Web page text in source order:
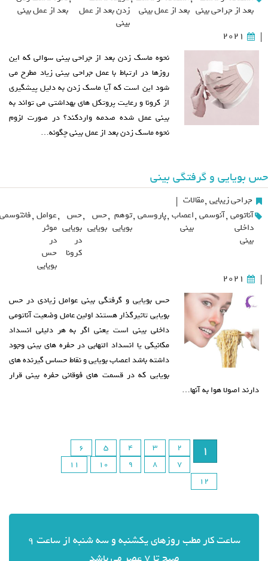
بعد از جراحی بینی بعد از عمل بینی
زدن بعد از عمل
بینی
بعد از عمل بینی
|
2021
نحوه ماسک زدن بعد از جراحی بینی سوالی که این
روزها در ارتباط با عمل جراحی بینی زیاد مطرح می
شود این است که آیا ماسک زدن به دلیل پیشگیری
از کرونا و رعایت پروتکل های بهداشتی می تواند به
بینی عمل شده صدمه واردکند؟ در صورت لزوم
نحوه ماسک زدن بعد از عمل بینی چگونه…
حس بویایی و گرفتگی بینی
جراحی زیبایی ,مقالات |
آناتومی
داخلی
بینی
,آنوسمی ,اعصاب
بینی
,پاروسمی ,توهم
بویایی
,حس
بویایی
,حس
بویایی
در
کرونا
,عوامل
موثر
در
حس
بویایی
,فانتوسمی
|
2021
حس بویایی و گرفتگی بینی عوامل زیادی در حس
بویایی تاثیرگذار هستند اولین عامل وضعیت آناتومی
داخلی بینی است یعنی اگر به هر دلیلی انسداد
مکانیکی یا انسداد التهابی در حفره های بینی وجود
داشته باشد اعصاب بویایی و نقاط حساس گیرنده های
بویایی که در قسمت های فوقانی حفره بینی قرار
دارند اصولا هوا به آنها…
1
2
3
4
5
6
7
8
9
10
11
12
ساعت کار مطب روزهای یکشنبه و سه شنبه از ساعت 9